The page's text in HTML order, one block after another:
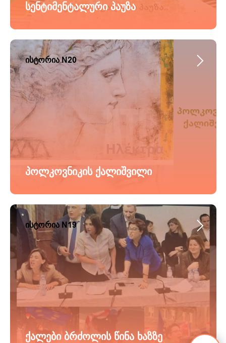
სენტიმენტალური პაუზა
ისტორია N20
პოლკოვნიკის ქალიშვილი
ისტორია N19
ქალები ბრძოლის წინა ხაზზე